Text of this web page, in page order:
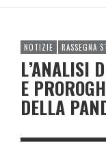
NOTIZIE RASSEGNA
L’ANALISI
E
DELLA